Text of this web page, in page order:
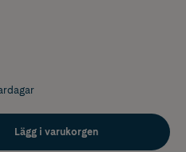
Lägg i varukorgen